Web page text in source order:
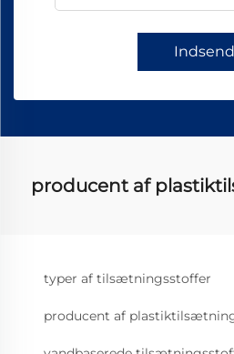
Indsend
producent af
typer af tilsætningsstoffer
producent af